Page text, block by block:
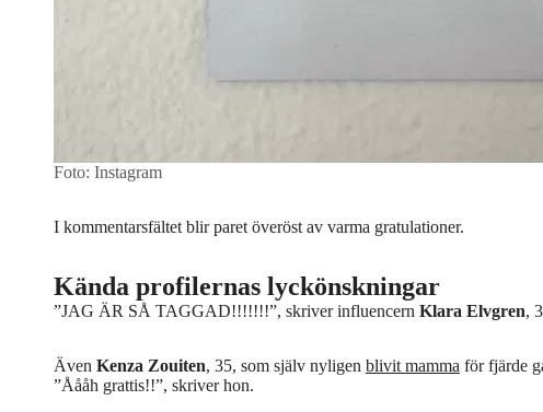
Foto: Instagram
I kommentarsfältet blir paret överöst av varma gratulationer.
Kända profilernas lyckönskningar
”JAG ÄR SÅ TAGGAD!!!!!!!”, skriver influencern Klara Elvgren,
Även Kenza Zouiten, 35, som själv nyligen blivit mamma för fjärde
”Åååh grattis!!”, skriver hon.